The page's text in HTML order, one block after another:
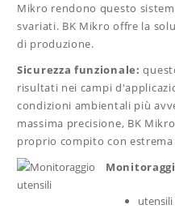
Mikro rendono questo
svariati. BK Mikro offre la
di produzione.
Sicurezza funzionale:
risultati nei campi
condizioni ambientali più
massima precisione, BK
proprio compito con estrema